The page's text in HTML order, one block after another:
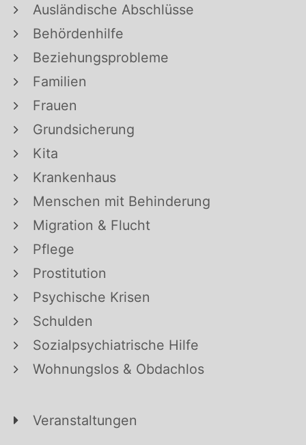
Ausländische Abschlüsse
Behördenhilfe
Beziehungsprobleme
Familien
Frauen
Grundsicherung
Kita
Krankenhaus
Menschen mit Behinderung
Migration & Flucht
Pflege
Prostitution
Psychische Krisen
Schulden
Sozialpsychiatrische Hilfe
Wohnungslos & Obdachlos
Veranstaltungen